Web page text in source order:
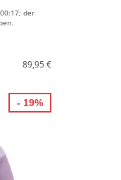
der
89,95 €
- 19%